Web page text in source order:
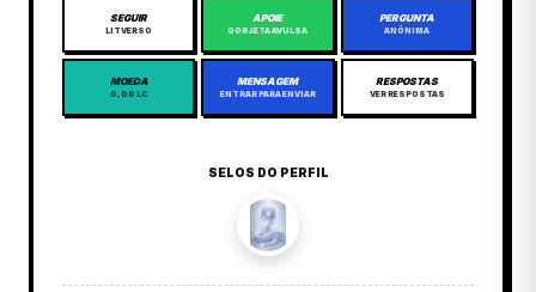
SEGUIR
LITVERSO
APOIE
GORJETA AVULSA
PERGUNTA
ANÔNIMA
MOEDA
0,00 LC
MENSAGEM
ENTRAR PARA ENVIAR
RESPOSTAS
VER RESPOSTAS
SELOS DO PERFIL